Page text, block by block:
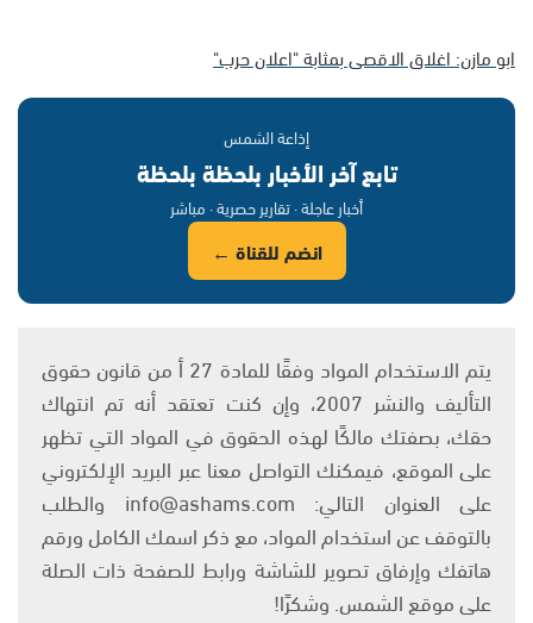
ابو مازن: اغلاق الاقصى بمثابة "اعلان حرب"
إذاعة الشمس
تابع آخر الأخبار بلحظة بلحظة
أخبار عاجلة · تقارير حصرية · مباشر
انضم للقناة ←
يتم الاستخدام المواد وفقًا للمادة 27 أ من قانون حقوق
التأليف والنشر 2007، وإن كنت تعتقد أنه تم انتهاك
حقك، بصفتك مالكًا لهذه الحقوق في المواد التي تظهر
على الموقع، فيمكنك التواصل معنا عبر البريد الإلكتروني
على العنوان التالي: info@ashams.com والطلب
بالتوقف عن استخدام المواد، مع ذكر اسمك الكامل ورقم
هاتفك وإرفاق تصوير للشاشة ورابط للصفحة ذات الصلة
على موقع الشمس. وشكرًا!